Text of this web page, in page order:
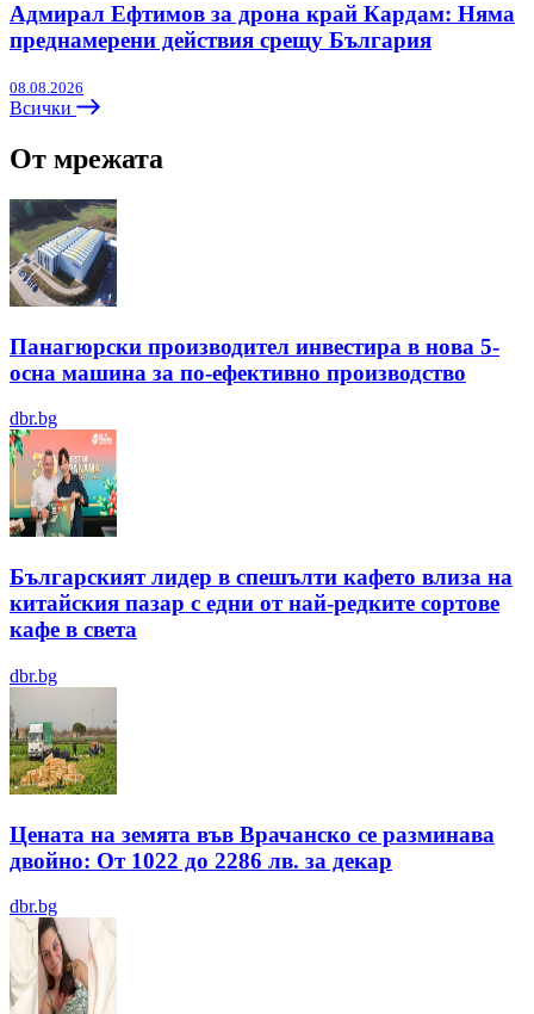
Адмирал Ефтимов за дрона край Кардам: Няма
преднамерени действия срещу България
08.08.2026
Всички
От мрежата
Панагюрски производител инвестира в нова 5-
осна машина за по-ефективно производство
dbr.bg
Българският лидер в спешълти кафето влиза на
китайския пазар с едни от най-редките сортове
кафе в света
dbr.bg
Цената на земята във Врачанско се разминава
двойно: От 1022 до 2286 лв. за декар
dbr.bg